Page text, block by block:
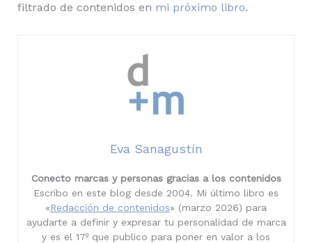
filtrado de contenidos en mi próximo libro.
Eva Sanagustín
Conecto marcas y personas gracias a los contenidos
Escribo en este blog desde 2004. Mi último libro es
«Redacción de contenidos» (marzo 2026) para
ayudarte a definir y expresar tu personalidad de marca
y es el 17º que publico para poner en valor a los